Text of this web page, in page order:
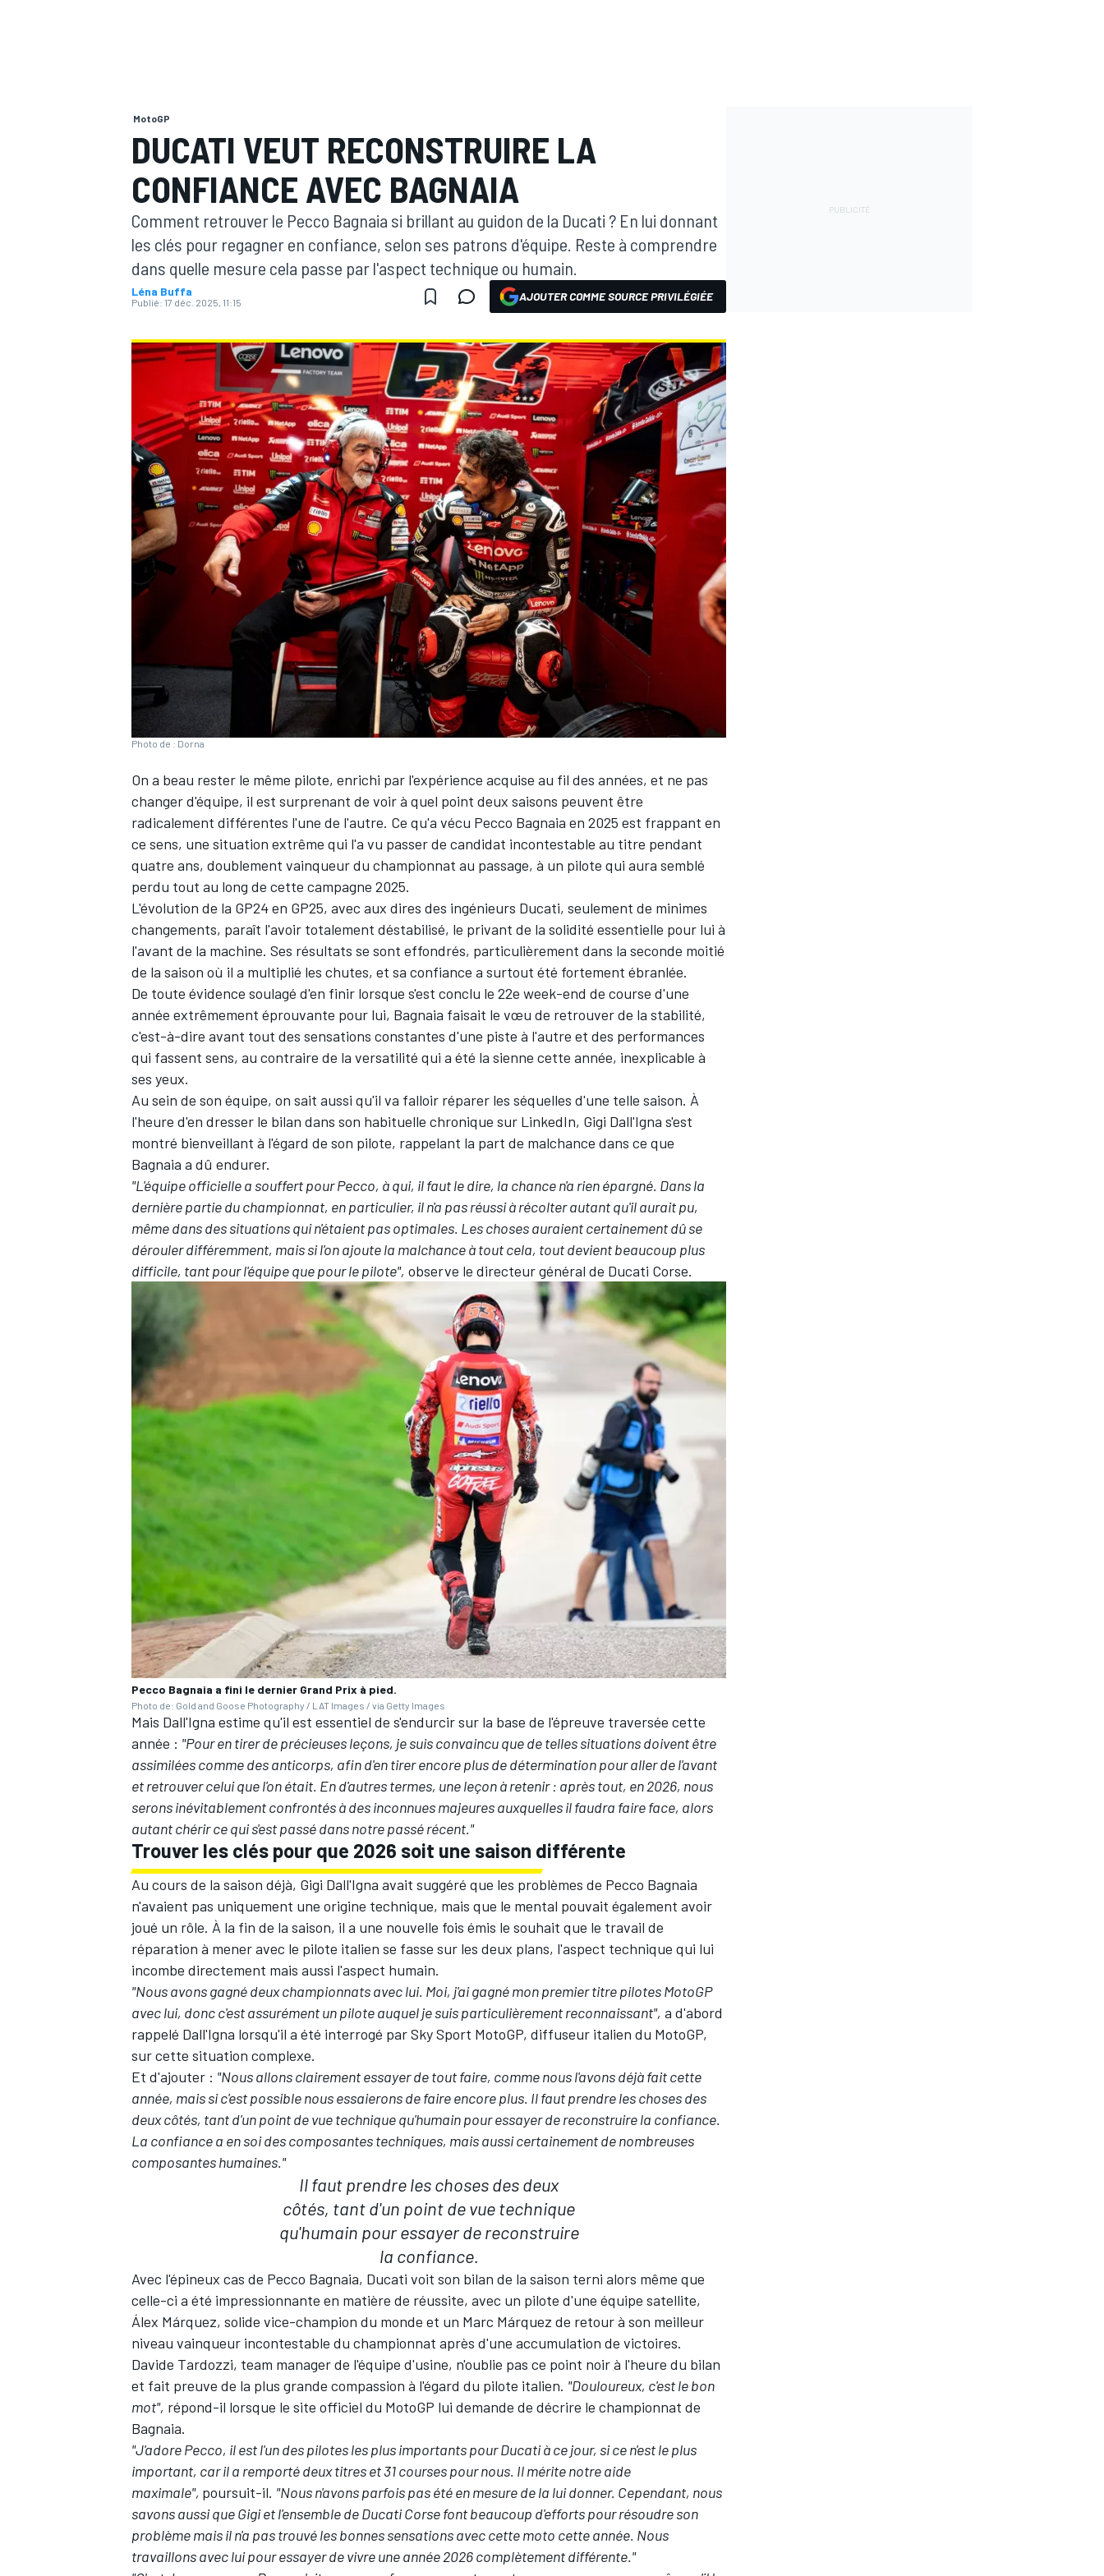
MOTOGP
WRC
WEC
AUTRES CHAMPIONNATS
MotoGP
DUCATI VEUT RECONSTRUIRE LA
CONFIANCE AVEC BAGNAIA
Comment retrouver le Pecco Bagnaia si brillant au guidon de la Ducati ? En lui donnant
les clés pour regagner en confiance, selon ses patrons d'équipe. Reste à comprendre
dans quelle mesure cela passe par l'aspect technique ou humain.
Léna Buffa
Publié: 17 déc. 2025, 11:15 AJOUTER COMME SOURCE PRIVILÉGIÉE
Photo de : Dorna
On a beau rester le même pilote, enrichi par l'expérience acquise au fil des années, et ne pas
changer d'équipe, il est surprenant de voir à quel point deux saisons peuvent être
radicalement différentes l'une de l'autre. Ce qu'a vécu Pecco Bagnaia en 2025 est frappant en
ce sens, une situation extrême qui l'a vu passer de candidat incontestable au titre pendant
quatre ans, doublement vainqueur du championnat au passage, à un pilote qui aura semblé
perdu tout au long de cette campagne 2025.
L'évolution de la GP24 en GP25, avec aux dires des ingénieurs Ducati, seulement de minimes
changements, paraît l'avoir totalement déstabilisé, le privant de la solidité essentielle pour lui à
l'avant de la machine. Ses résultats se sont effondrés, particulièrement dans la seconde moitié
de la saison où il a multiplié les chutes, et sa confiance a surtout été fortement ébranlée.
De toute évidence soulagé d'en finir lorsque s'est conclu le 22e week-end de course d'une
année extrêmement éprouvante pour lui, Bagnaia faisait le vœu de retrouver de la stabilité,
c'est-à-dire avant tout des sensations constantes d'une piste à l'autre et des performances
qui fassent sens, au contraire de la versatilité qui a été la sienne cette année, inexplicable à
ses yeux.
Au sein de son équipe, on sait aussi qu'il va falloir réparer les séquelles d'une telle saison. À
l'heure d'en dresser le bilan dans son habituelle chronique sur LinkedIn, Gigi Dall'Igna s'est
montré bienveillant à l'égard de son pilote, rappelant la part de malchance dans ce que
Bagnaia a dû endurer.
"L'équipe officielle a souffert pour Pecco, à qui, il faut le dire, la chance n'a rien épargné. Dans la
dernière partie du championnat, en particulier, il n'a pas réussi à récolter autant qu'il aurait pu,
même dans des situations qui n'étaient pas optimales. Les choses auraient certainement dû se
dérouler différemment, mais si l'on ajoute la malchance à tout cela, tout devient beaucoup plus
difficile, tant pour l'équipe que pour le pilote", observe le directeur général de Ducati Corse.
Pecco Bagnaia a fini le dernier Grand Prix à pied.
Photo de: Gold and Goose Photography / LAT Images / via Getty Images
Mais Dall'Igna estime qu'il est essentiel de s'endurcir sur la base de l'épreuve traversée cette
année : "Pour en tirer de précieuses leçons, je suis convaincu que de telles situations doivent être
assimilées comme des anticorps, afin d'en tirer encore plus de détermination pour aller de l'avant
et retrouver celui que l'on était. En d'autres termes, une leçon à retenir: après tout, en 2026, nous
serons inévitablement confrontés à des inconnues majeures auxquelles il faudra faire face, alors
autant chérir ce qui s'est passé dans notre passé récent."
Trouver les clés pour que 2026 soit une saison différente
Au cours de la saison déjà, Gigi Dall'Igna avait suggéré que les problèmes de Pecco Bagnaia
n'avaient pas uniquement une origine technique, mais que le mental pouvait également avoir
joué un rôle. À la fin de la saison, il a une nouvelle fois émis le souhait que le travail de
réparation à mener avec le pilote italien se fasse sur les deux plans, l'aspect technique qui lui
incombe directement mais aussi l'aspect humain.
"Nous avons gagné deux championnats avec lui. Moi, j'ai gagné mon premier titre pilotes MotoGP
avec lui, donc c'est assurément un pilote auquel je suis particulièrement reconnaissant", a d'abord
rappelé Dall'Igna lorsqu'il a été interrogé parSky Sport MotoGP, diffuseur italien du MotoGP,
sur cette situation complexe.
Et d'ajouter : "Nous allons clairement essayer de tout faire, comme nous l'avons déjà fait cette
année, mais si c'est possible nous essaierons de faire encore plus. Il faut prendre les choses des
deux côtés, tant d'un point de vue technique qu'humain pour essayer de reconstruire la confiance.
La confiance a en soi des composantes techniques, mais aussi certainement de nombreuses
composantes humaines."
Il faut prendre les choses des deux
côtés, tant d'un point de vue technique
qu'humain pour essayer de reconstruire
la confiance.
Avec l'épineux cas de Pecco Bagnaia, Ducati voit son bilan de la saison terni alors même que
celle-ci a été impressionnante en matière de réussite, avec un pilote d'une équipe satellite,
Álex Márquez, solide vice-champion du monde et un Marc Márquez de retour à son meilleur
niveau vainqueur incontestable du championnat après d'une accumulation de victoires.
Davide Tardozzi, team manager de l'équipe d'usine, n'oublie pas ce point noir à l'heure du bilan
et fait preuve de la plus grande compassion à l'égard du pilote italien. "Douloureux, c'est le bon
mot", répond-il lorsque le site officiel du MotoGP lui demande de décrire le championnat de
Bagnaia.
"J'adore Pecco, il est l'un des pilotes les plus importants pour Ducati à ce jour, si ce n'est le plus
important, car il a remporté deux titres et 31 courses pour nous. Il mérite notre aide
maximale", poursuit-il. "Nous n'avons parfois pas été en mesure de la lui donner. Cependant, nous
savons aussi que Gigi et l'ensemble de Ducati Corse font beaucoup d'efforts pour résoudre son
problème mais il n'a pas trouvé les bonnes sensations avec cette moto cette année. Nous
travaillons avec lui pour essayer de vivre une année 2026 complètement différente."